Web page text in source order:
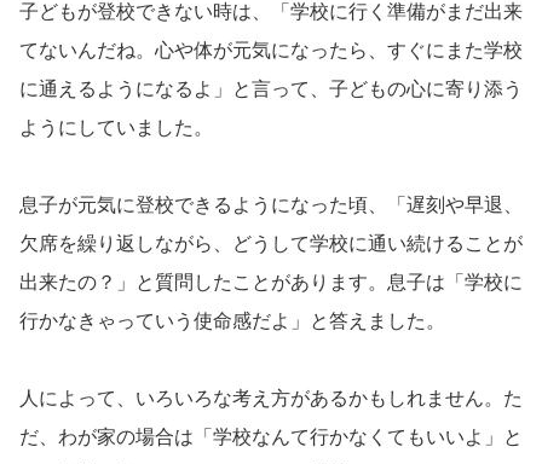
子どもが登校できない時は、「学校に行く準備がまだ出来
てないんだね。心や体が元気になったら、すぐにまた学校
に通えるようになるよ」と言って、子どもの心に寄り添う
ようにしていました。
息子が元気に登校できるようになった頃、「遅刻や早退、
欠席を繰り返しながら、どうして学校に通い続けることが
出来たの？」と質問したことがあります。息子は「学校に
行かなきゃっていう使命感だよ」と答えました。
人によって、いろいろな考え方があるかもしれません。た
だ、わが家の場合は「学校なんて行かなくてもいいよ」と